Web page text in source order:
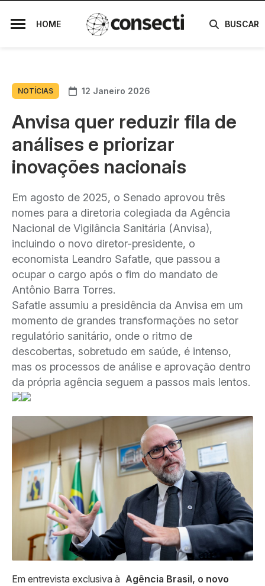
HOME BUSCAR
NOTÍCIAS 12 Janeiro 2026
Anvisa quer reduzir fila de
análises e priorizar
inovações nacionais
Em agosto de 2025, o Senado aprovou três
nomes para a diretoria colegiada da Agência
Nacional de Vigilância Sanitária (Anvisa),
incluindo o novo diretor-presidente, o
economista Leandro Safatle, que passou a
ocupar o cargo após o fim do mandato de
Antônio Barra Torres.
Safatle assumiu a presidência da Anvisa em um
momento de grandes transformações no setor
regulatório sanitário, onde o ritmo de
descobertas, sobretudo em saúde, é intenso,
mas os processos de análise e aprovação dentro
da própria agência seguem a passos mais lentos.
Em entrevista exclusiva à Agência Brasil, o novo